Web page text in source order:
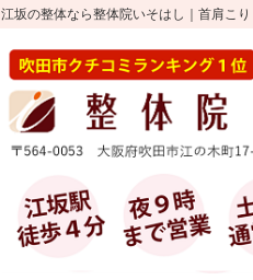
江坂の整体なら整体院いそはし｜首肩こ